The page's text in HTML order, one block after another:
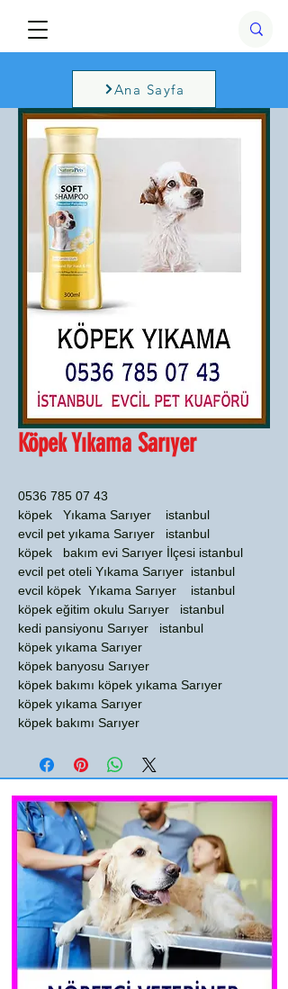
Ana Sayfa
Köpek Yıkama Sarıyer
0536 785 07 43
köpek Yıkama Sarıyer istanbul
evcil pet yıkama Sarıyer istanbul
köpek bakım evi Sarıyer İlçesi istanbul
evcil pet oteli Yıkama Sarıyer istanbul
evcil köpek Yıkama Sarıyer istanbul
köpek eğitim okulu Sarıyer istanbul
kedi pansiyonu Sarıyer istanbul
köpek yıkama Sarıyer
köpek banyosu Sarıyer
köpek bakımı köpek yıkama Sarıyer
köpek yıkama Sarıyer
köpek bakımı Sarıyer